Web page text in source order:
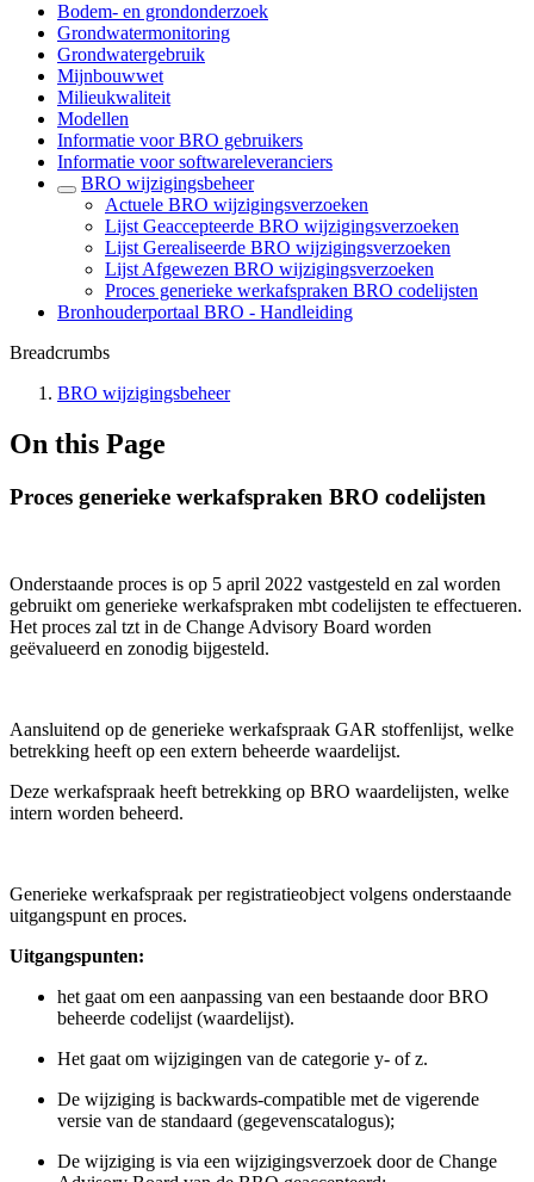
Bodem- en grondonderzoek
Grondwatermonitoring
Grondwatergebruik
Mijnbouwwet
Milieukwaliteit
Modellen
Informatie voor BRO gebruikers
Informatie voor softwareleveranciers
BRO wijzigingsbeheer
Actuele BRO wijzigingsverzoeken
Lijst Geaccepteerde BRO wijzigingsverzoeken
Lijst Gerealiseerde BRO wijzigingsverzoeken
Lijst Afgewezen BRO wijzigingsverzoeken
Proces generieke werkafspraken BRO codelijsten
Bronhouderportaal BRO - Handleiding
Breadcrumbs
BRO wijzigingsbeheer
On this Page
Proces generieke werkafspraken BRO codelijsten
Onderstaande proces is op 5 april 2022 vastgesteld en zal worden
gebruikt om generieke werkafspraken mbt codelijsten te effectueren.
Het proces zal tzt in de Change Advisory Board worden
geëvalueerd en zonodig bijgesteld.
Aansluitend op de generieke werkafspraak GAR stoffenlijst, welke
betrekking heeft op een extern beheerde waardelijst.
Deze werkafspraak heeft betrekking op BRO waardelijsten, welke
intern worden beheerd.
Generieke werkafspraak per registratieobject volgens onderstaande
uitgangspunt en proces.
Uitgangspunten:
het gaat om een aanpassing van een bestaande door BRO
beheerde codelijst (waardelijst).
Het gaat om wijzigingen van de categorie y- of z.
De wijziging is backwards-compatible met de vigerende
versie van de standaard (gegevenscatalogus);
De wijziging is via een wijzigingsverzoek door de Change